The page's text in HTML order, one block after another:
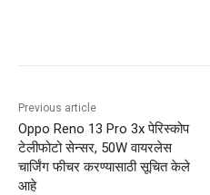
Previous article
Oppo Reno 13 Pro 3x पेरिस्कोप
टेलीफोटो सेन्सर, 50W वायरलेस
चार्जिंग फीचर करण्यासाठी सूचित केले
आहे